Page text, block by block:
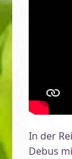
In der
Debus